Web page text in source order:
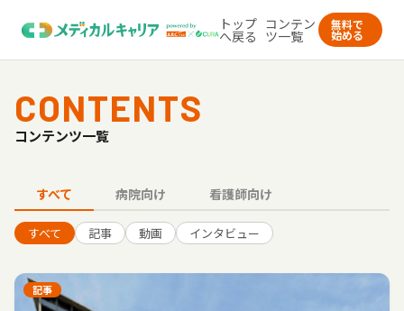
トップ
へ戻る
コンテン
ツ一覧
無料で
始める
CONTENTS
コンテンツ一覧
すべて 病院向け 看護師向け
すべて 記事 動画 インタビュー
記事